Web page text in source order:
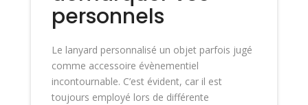
personnels
Le lanyard personnalisé un objet parfois jugé
comme accessoire évènementiel
incontournable. C’est évident, car il est
toujours employé lors de différente